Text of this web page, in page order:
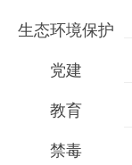
生态环境保护
党建
教育
禁毒